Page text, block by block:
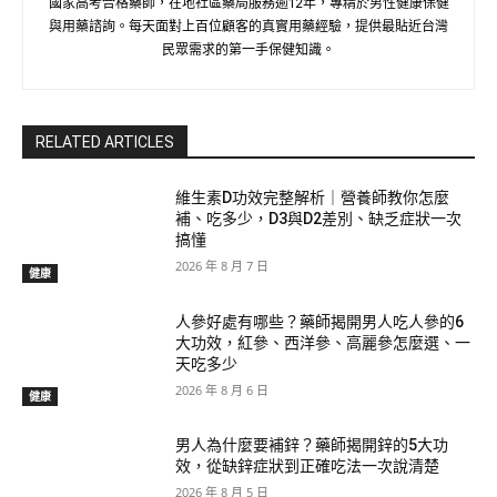
與用藥諮詢。每天面對上百位顧客的真實用藥經驗，提供最貼近台灣
民眾需求的第一手保健知識。
RELATED ARTICLES
健康
維生素D功效完整解析｜營養師教你怎麼
補、吃多少，D3與D2差別、缺乏症狀一次
搞懂
2026 年 8 月 7 日
健康
人參好處有哪些？藥師揭開男人吃人參的6
大功效，紅參、西洋參、高麗參怎麼選、一
天吃多少
2026 年 8 月 6 日
男人為什麼要補鋅？藥師揭開鋅的5大功
效，從缺鋅症狀到正確吃法一次說清楚
2026 年 8 月 5 日